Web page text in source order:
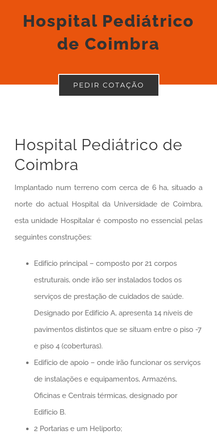
Hospital Pediátrico
de Coimbra
PEDIR COTAÇÃO
Hospital Pediátrico de
Coimbra
Implantado num terreno com cerca de 6 ha, situado a
norte do actual Hospital da Universidade de Coimbra,
esta unidade Hospitalar é composto no essencial pelas
seguintes construções:
Edifício principal – composto por 21 corpos
estruturais, onde irão ser instalados todos os
serviços de prestação de cuidados de saúde.
Designado por Edifício A, apresenta 14 níveis de
pavimentos distintos que se situam entre o piso -7
e piso 4 (coberturas).
Edifício de apoio – onde irão funcionar os serviços
de instalações e equipamentos, Armazéns,
Oficinas e Centrais térmicas, designado por
Edifício B.
2 Portarias e um Heliporto;